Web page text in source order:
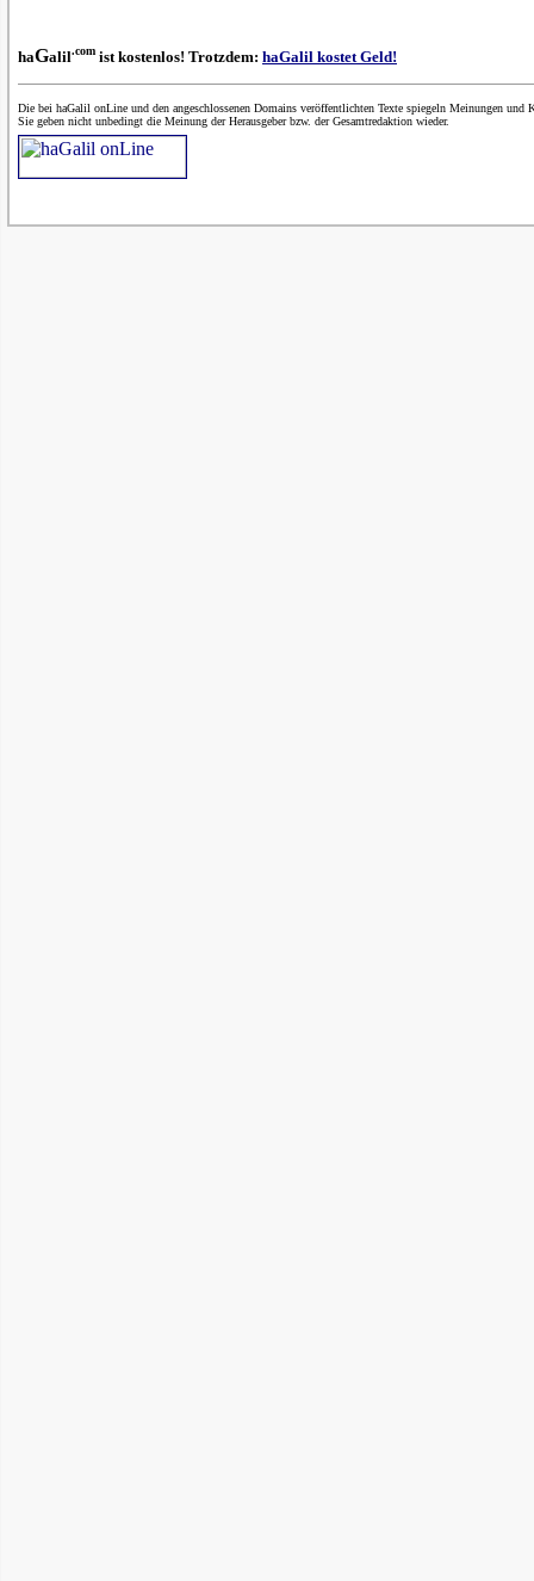
haGalil.com ist kostenlos! Trotzdem: haGalil kostet Geld!
Die bei haGalil onLine und den angeschlossenen Domains veröffentlichten Texte spiegeln Meinungen und
Sie geben nicht unbedingt die Meinung der Herausgeber bzw. der Gesamtredaktion wieder.